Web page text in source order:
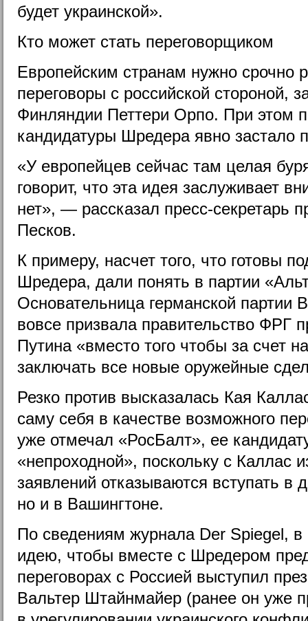
будет украинской».
Кто может стать переговорщиком
Европейским странам нужно срочно
переговоры с российской стороной,
Финляндии Петтери Орпо. При этом
кандидатуры Шредера явно застало
«У европейцев сейчас там целая
говорит, что эта идея заслуживает
нет», — рассказал пресс-секретарь
Песков.
К примеру, насчет того, что готовы
Шредера, дали понять в партии
Основательница германской партии
вовсе призвала правительство ФРГ
Путина «вместо того чтобы за счет
заключать все новые оружейные
Резко против высказалась Кая
саму себя в качестве возможного
уже отмечал «РосБалт», ее
«непроходной», поскольку с Каллас
заявлений отказываются вступать в
но и в Вашингтоне.
По сведениям журнала Der Spiegel,
идею, чтобы вместе с Шредером
переговорах с Россией выступил
Вальтер Штайнмайер (ранее он уже